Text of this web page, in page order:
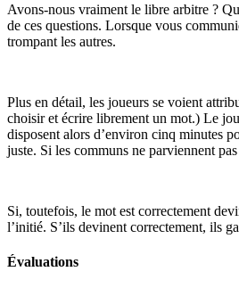
Avons-nous vraiment le libre arbitre ?
de ces questions. Lorsque vous
trompant les autres.
Plus en détail, les joueurs se voient
choisir et écrire librement un mot.) Le
disposent alors d’environ cinq minutes
juste. Si les communs ne parviennent
Si, toutefois, le mot est correctement
l’initié. S’ils devinent correctement, ils
Évaluations